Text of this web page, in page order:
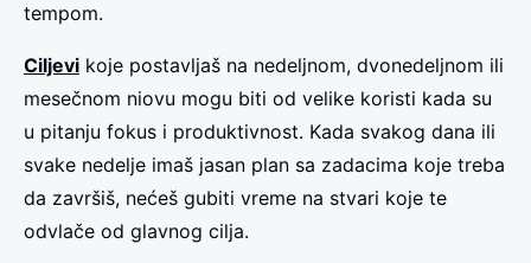
tempom.
Ciljevi koje postavljaš na nedeljnom, dvonedeljnom ili
mesečnom niovu mogu biti od velike koristi kada su
u pitanju fokus i produktivnost. Kada svakog dana ili
svake nedelje imaš jasan plan sa zadacima koje treba
da završiš, nećeš gubiti vreme na stvari koje te
odvlače od glavnog cilja.